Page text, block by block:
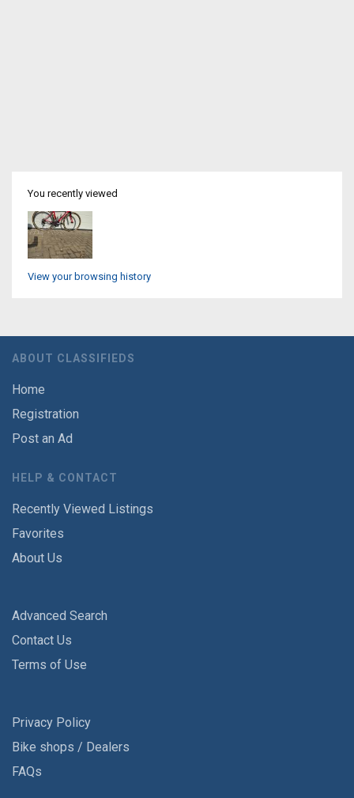
You recently viewed
View your browsing history
ABOUT CLASSIFIEDS
Home
Registration
Post an Ad
HELP & CONTACT
Recently Viewed Listings
Favorites
About Us
Advanced Search
Contact Us
Terms of Use
Privacy Policy
Bike shops / Dealers
FAQs